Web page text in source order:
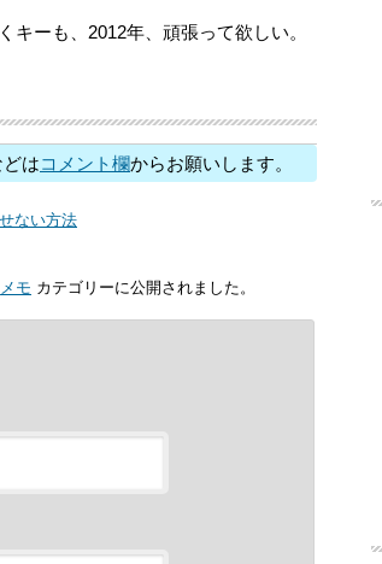
ーも、2012年、頑張って欲しい。
はコメント欄からお願いします。
ない方法
メモ カテゴリーに公開されました。